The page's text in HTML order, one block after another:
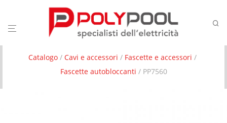
Catalogo / Cavi e accessori / Fascette e accessori /
Fascette autobloccanti / PP7560